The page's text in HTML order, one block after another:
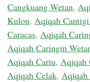
Cangkuang Wetan,
Kulon, Aqiqah
Caracas, Aqiqah
Aqiqah Caringin
Aqiqah Cariu, Aqiqah
Aqiqah Celak, Aqiqah